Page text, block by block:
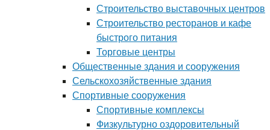
Строительство выставочных центров
Строительство ресторанов и кафе
быстрого питания
Торговые центры
Общественные здания и сооружения
Сельскохозяйственные здания
Спортивные сооружения
Спортивные комплексы
Физкультурно оздоровительный